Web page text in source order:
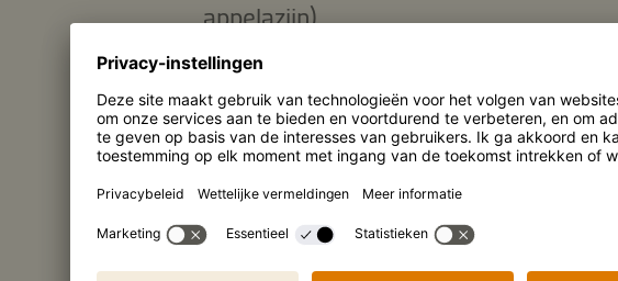
appelazijn)
Versgemalen peper
4 tl
sesamzaadjes
Voor de salade:
mango
1
krop Romeinse sla (of 2 kleine kroppen